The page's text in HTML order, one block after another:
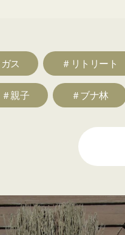
ス ＃リトリート
＃親子 ＃ブナ林